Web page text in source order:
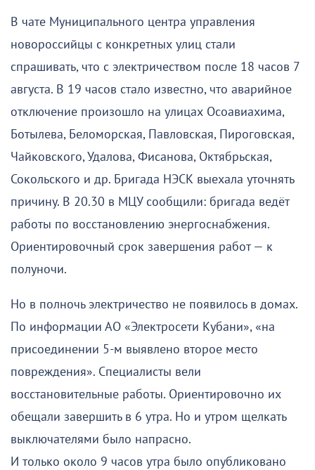
В чате Муниципального центра управления
новороссийцы с конкретных улиц стали
спрашивать, что с электричеством после 18 часов 7
августа. В 19 часов стало известно, что аварийное
отключение произошло на улицах Осоавиахима,
Ботылева, Беломорская, Павловская, Пироговская,
Чайковского, Удалова, Фисанова, Октябрьская,
Сокольского и др. Бригада НЭСК выехала уточнять
причину. В 20.30 в МЦУ сообщили: бригада ведёт
работы по восстановлению энергоснабжения.
Ориентировочный срок завершения работ — к
полуночи.
Но в полночь электричество не появилось в домах.
По информации АО «Электросети Кубани», «на
присоединении 5‑м выявлено второе место
повреждения». Специалисты вели
восстановительные работы. Ориентировочно их
обещали завершить в 6 утра. Но и утром щелкать
выключателями было напрасно.
И только около 9 часов утра было опубликовано